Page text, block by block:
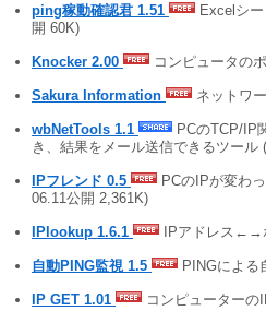
ping稼動確認君 1.51
Excelシ
開 60K)
Knocker 2.00 コンピュータの
Sakura Information ネットワ
wbNetTools 1.1
PCのTCP/IP
き、結果をメール送信できるツール
IPフレンド 0.5
PCのIPが変わ
06.11公開 2,361K)
IPlookup 1.6.1 IPアドレス←→
自動PING監視 1.5 PINGによる
IP GET 1.01 コンピューターの